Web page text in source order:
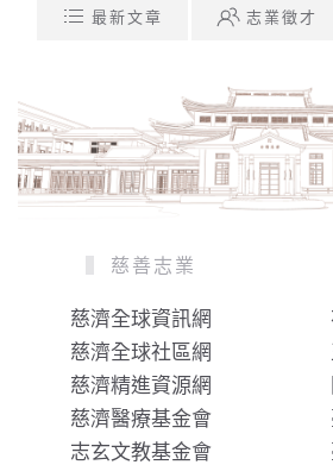
最新文章 志業徵才
慈善志業
慈濟全球資訊網
慈濟全球社區網
慈濟精進資源網
慈濟醫療基金會
志玄文教基金會